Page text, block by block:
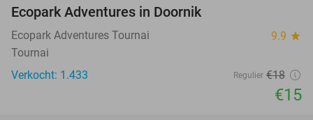
Ecopark Adventures in Doornik
Ecopark Adventures Tournai 9.9 star
Tournai
Verkocht: 1.433
Regulier €18
€15